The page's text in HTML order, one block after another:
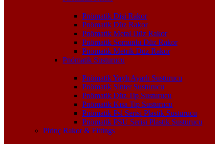
Pnömatik Dişi Rakor
Pnömatik Düz Rakor
Pnömatik Metal Düz Rakor
Pnömatik Somunlu Düz Rakor
Pnömatik Metrik Düz Rakor
Pnömatik Susturucu
Pnömatik Yaylı Ayarlı Susturucu
Pnömatik Sinter Susturucu
Pnömatik Düz Tip Susturucu
Pnömatik Kısa Tip Susturucu
Pnömatik Psl Serisi Plastik Susturucu
Pnömatik PSU Serisi Plastik Susturucu
Pirinç Rakor & Fittings